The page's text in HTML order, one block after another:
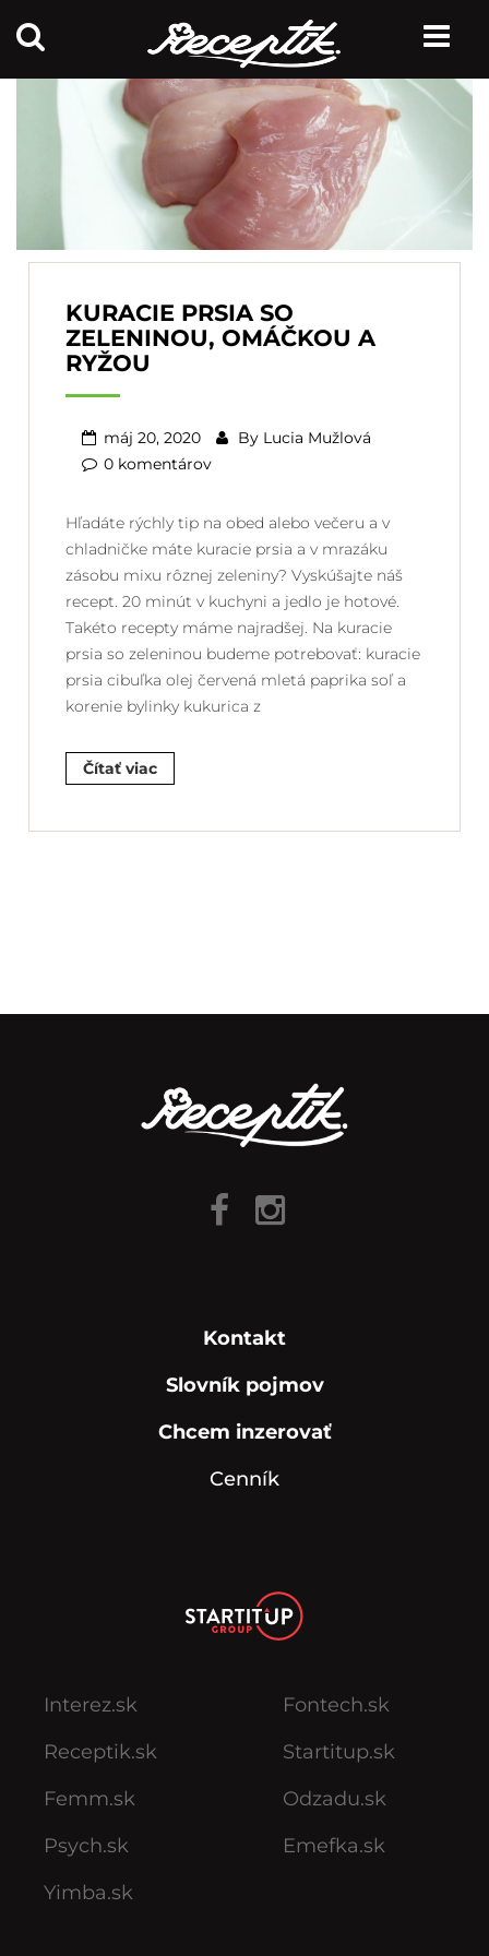
KURACIE PRSIA SO
ZELENINOU, OMÁČKOU A
RYŽOU
máj 20, 2020 By Lucia Mužlová
0 komentárov
Hľadáte rýchly tip na obed alebo večeru a v
chladničke máte kuracie prsia a v mrazáku
zásobu mixu rôznej zeleniny? Vyskúšajte náš
recept. 20 minút v kuchyni a jedlo je hotové.
Takéto recepty máme najradšej. Na kuracie
prsia so zeleninou budeme potrebovať: kuracie
prsia cibuľka olej červená mletá paprika soľ a
korenie bylinky kukurica z
Čítať viac
Kontakt
Slovník pojmov
Chcem inzerovať
Cenník
Interez.sk
Receptik.sk
Femm.sk
Psych.sk
Yimba.sk
Fontech.sk
Startitup.sk
Odzadu.sk
Emefka.sk